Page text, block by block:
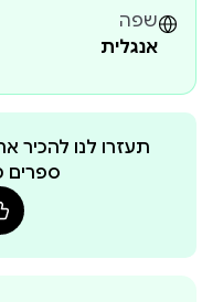
שפה
אנגלית
תעזרו לנו להכיר
ספרים